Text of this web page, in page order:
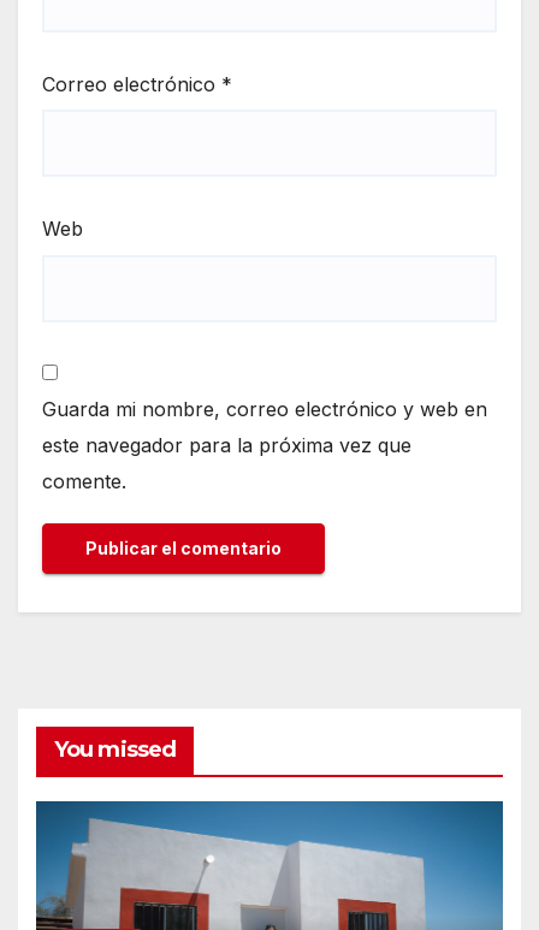
Correo electrónico *
Web
Guarda mi nombre, correo electrónico y web en
este navegador para la próxima vez que
comente.
You missed